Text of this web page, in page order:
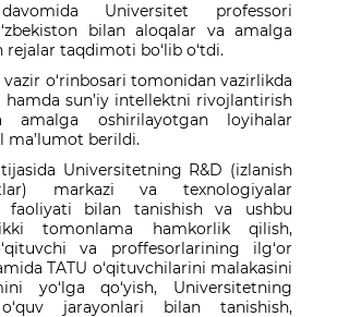
Universitet professori
bilan aloqalar va amalga
taqdimoti bo‘lib o‘tdi.
vazir o‘rinbosari tomonidan vazirlikda
hamda sun’iy intellektni rivojlantirish
amalga oshirilayotgan loyihalar
ma’lumot berildi.
Universitetning R&D (izlanish
markazi va texnologiyalar
faoliyati bilan tanishish va ushbu
ikki tomonlama hamkorlik qilish,
va proffesorlarining ilg‘or
TATU o‘qituvchilarini malakasini
yo‘lga qo‘yish, Universitetning
jarayonlari bilan tanishish,